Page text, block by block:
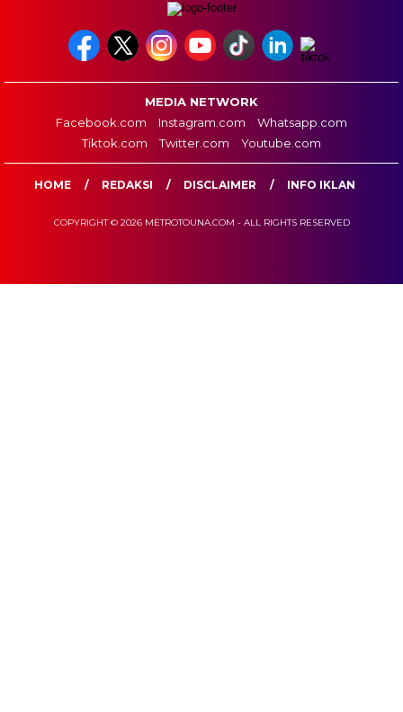
MEDIA NETWORK
Facebook.com
Instagram.com
Whatsapp.com
Tiktok.com
Twitter.com Youtube.com
HOME REDAKSI DISCLAIMER INFO IKLAN
COPYRIGHT © 2026 METROTOUNA.COM - ALL RIGHTS RESERVED